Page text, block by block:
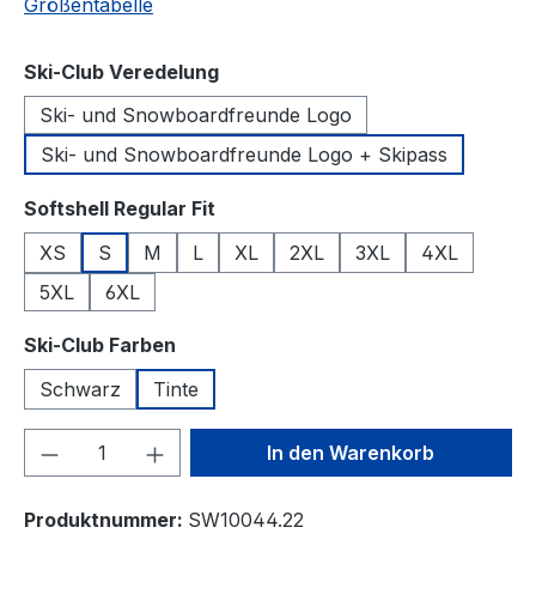
Größentabelle
Ski-Club Veredelungauswählen
Ski- und Snowboardfreunde Logo
Ski- und Snowboardfreunde Logo + Skipass
Softshell Regular Fit
XS
S M L XL 2XL 3XL
4XL
5XL
6XL
Ski-Club Farben
Schwarz
Tinte
Produkt Anzahl: Gib denIn den Warenkorb
Produktnummer: SW10044.22